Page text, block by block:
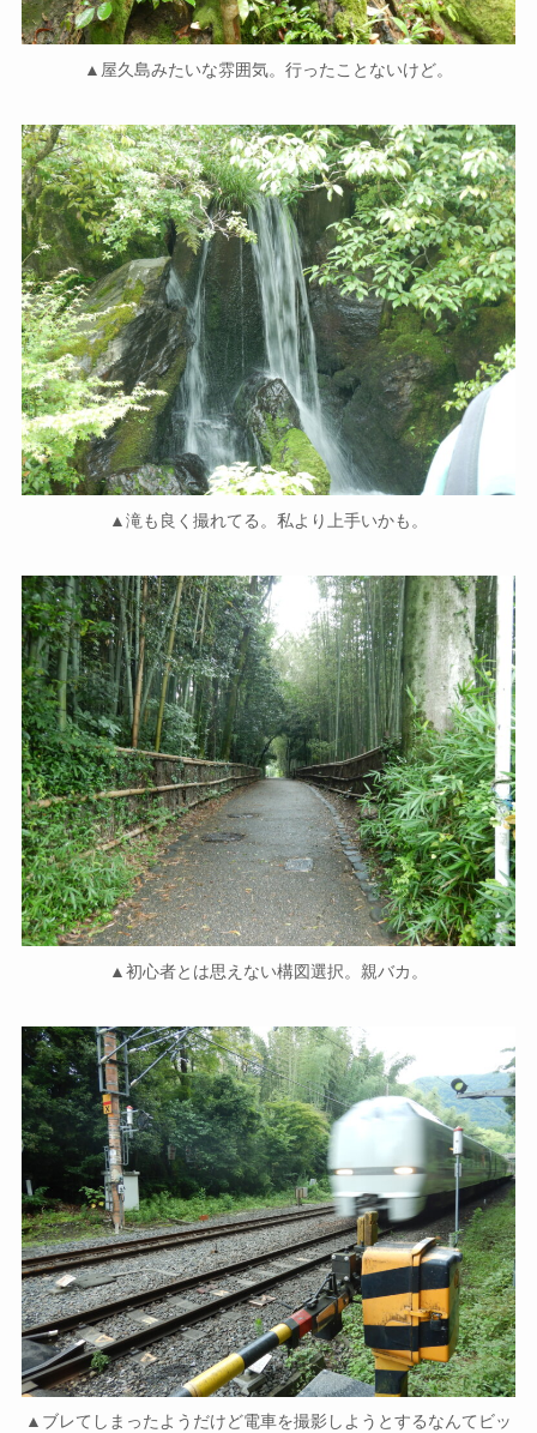
▲屋久島みたいな雰囲気。行ったことないけど。
▲滝も良く撮れてる。私より上手いかも。
▲初心者とは思えない構図選択。親バカ。
▲ブレてしまったようだけど電車を撮影しようとするなんてビッ